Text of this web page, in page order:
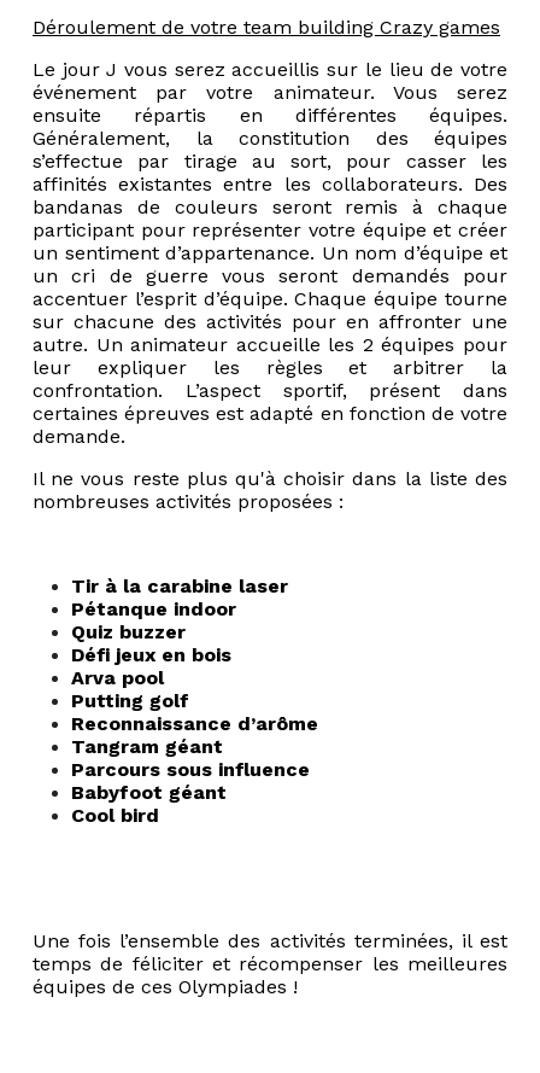
Déroulement de votre team building Crazy games
Le jour J vous serez accueillis sur le lieu de votre
événement par votre animateur. Vous serez
ensuite répartis en différentes équipes.
Généralement, la constitution des équipes
s’effectue par tirage au sort, pour casser les
affinités existantes entre les collaborateurs. Des
bandanas de couleurs seront remis à chaque
participant pour représenter votre équipe et créer
un sentiment d’appartenance. Un nom d’équipe et
un cri de guerre vous seront demandés pour
accentuer l’esprit d’équipe. Chaque équipe tourne
sur chacune des activités pour en affronter une
autre. Un animateur accueille les 2 équipes pour
leur expliquer les règles et arbitrer la
confrontation. L’aspect sportif, présent dans
certaines épreuves est adapté en fonction de votre
demande.
Il ne vous reste plus qu'à choisir dans la liste des
nombreuses activités proposées :
Tir à la carabine laser
Pétanque indoor
Quiz buzzer
Défi jeux en bois
Arva pool
Putting golf
Reconnaissance d’arôme
Tangram géant
Parcours sous influence
Babyfoot géant
Cool bird
Une fois l’ensemble des activités terminées, il est
temps de féliciter et récompenser les meilleures
équipes de ces Olympiades !